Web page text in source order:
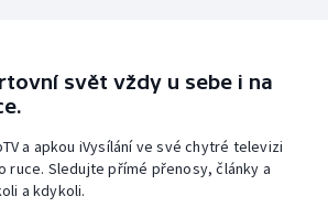
svět vždy u sebe i na
a apkou iVysílání ve své chytré televizi
ruce. Sledujte přímé přenosy, články a
a kdykoli.